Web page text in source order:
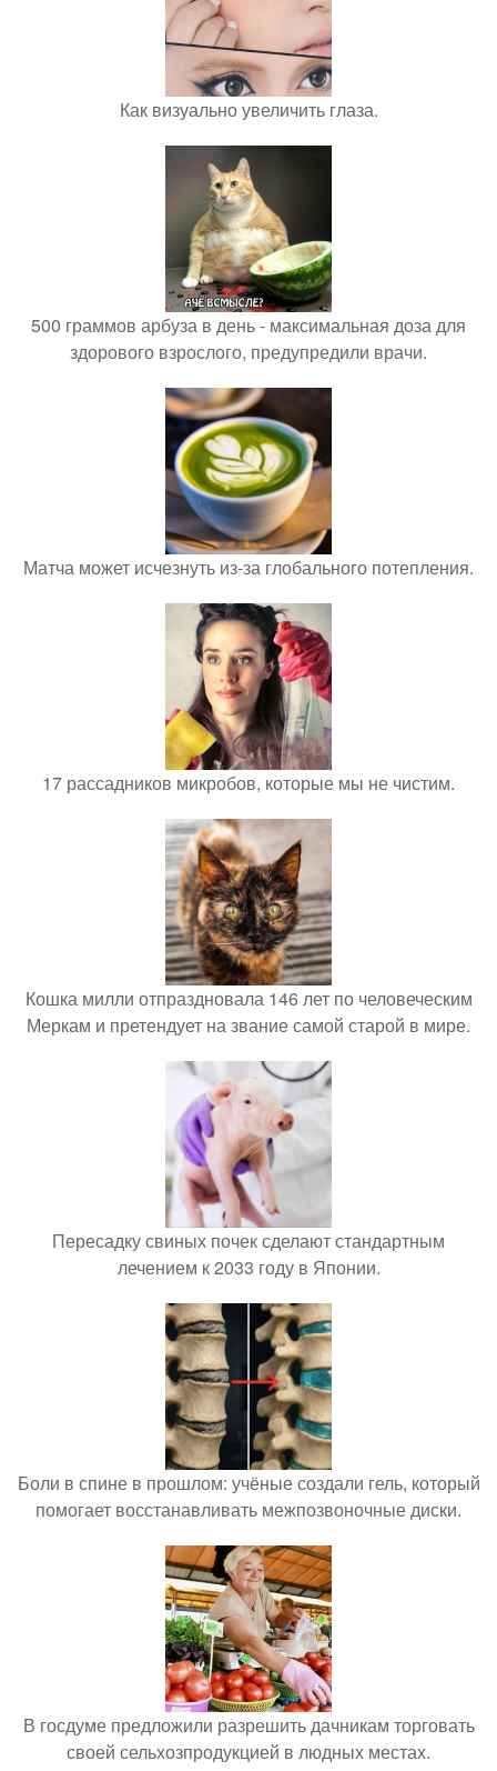
Как визуально увеличить глаза.
500 граммов арбуза в день - максимальная доза для
здорового взрослого, предупредили врачи.
Матча может исчезнуть из-за глобального потепления.
17 рассадников микробов, которые мы не чистим.
Кошка милли отпраздновала 146 лет по человеческим
Меркам и претендует на звание самой старой в мире.
Пересадку свиных почек сделают стандартным
лечением к 2033 году в Японии.
Боли в спине в прошлом: учёные создали гель, который
помогает восстанавливать межпозвоночные диски.
В госдуме предложили разрешить дачникам торговать
своей сельхозпродукцией в людных местах.